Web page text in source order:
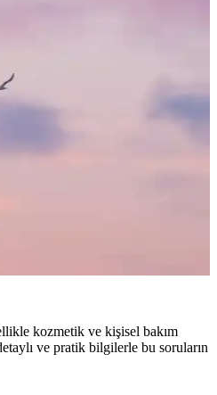
kozmetik ve kişisel bakım
ve pratik bilgilerle bu soruların